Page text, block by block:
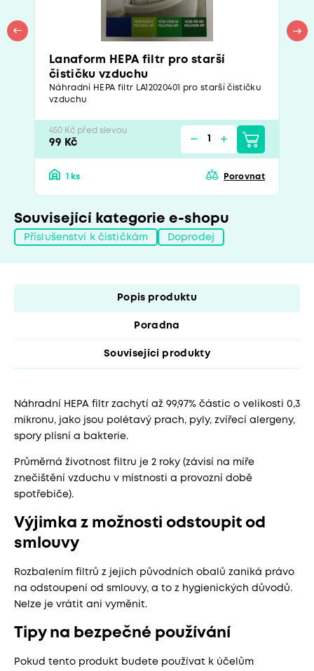
Lanaform HEPA filtr pro starší
čističku vzduchu
Náhradní HEPA filtr LA12020401 pro starší čističku
vzduchu
450 Kč před slevou
99 Kč
1 ks Porovnat
Související kategorie e-shopu
Příslušenství k čističkám Doprodej
Popis produktu
Poradna
Související produkty
Náhradní HEPA filtr zachytí až 99,97% částic o velikosti 0,3
mikronu, jako jsou polétavý prach, pyly, zvířecí alergeny,
spory plísní a bakterie.
Průměrná životnost filtru je 2 roky (závisí na míře
znečištění vzduchu v místnosti a provozní době
spotřebiče).
Výjimka z možnosti odstoupit od
smlouvy
Rozbalením filtrů z jejich původních obalů zaniká právo
na odstoupení od smlouvy, a to z hygienických důvodů.
Nelze je vrátit ani vyměnit.
Tipy na bezpečné používání
Pokud tento produkt budete používat k účelům